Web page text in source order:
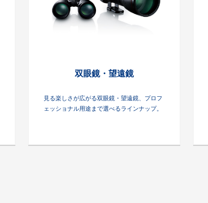
双眼鏡・望遠鏡
見る楽しさが広がる双眼鏡・望遠鏡、プロフ
ェッショナル用途まで選べるラインナップ。